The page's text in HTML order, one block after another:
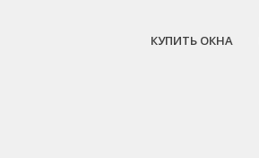
КУПИТЬ ОКНА